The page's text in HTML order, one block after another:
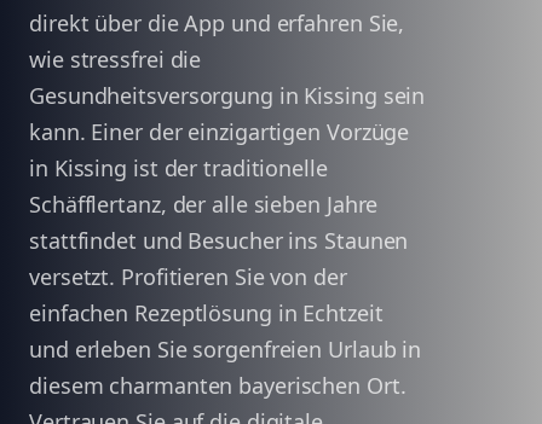
direkt über die App und erfahren Sie,
wie stressfrei die
Gesundheitsversorgung in Kissing sein
kann. Einer der einzigartigen Vorzüge
in Kissing ist der traditionelle
Schäfflertanz, der alle sieben Jahre
stattfindet und Besucher ins Staunen
versetzt. Profitieren Sie von der
einfachen Rezeptlösung in Echtzeit
und erleben Sie sorgenfreien Urlaub in
diesem charmanten bayerischen Ort.